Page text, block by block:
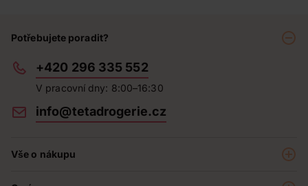
Potřebujete poradit?
+420 296 335 552
V pracovní dny: 8:00–16:30
info@tetadrogerie.cz
Vše o nákupu